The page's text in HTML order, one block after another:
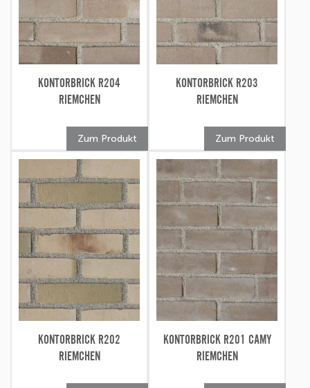
KONTORBRICK R204
RIEMCHEN
Zum Produkt
KONTORBRICK R203
RIEMCHEN
Zum Produkt
KONTORBRICK R202
RIEMCHEN
KONTORBRICK R201 CAMY
RIEMCHEN